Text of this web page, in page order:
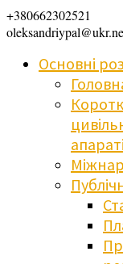
+380662302521
Основні